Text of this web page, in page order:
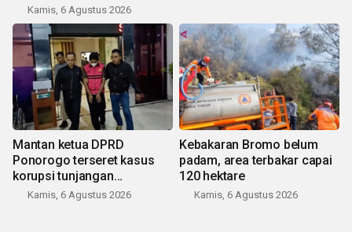
Kamis, 6 Agustus 2026
Mantan ketua DPRD
Ponorogo terseret kasus
korupsi tunjangan
perumahan
Kamis, 6 Agustus 2026
Kebakaran Bromo belum
padam, area terbakar capai
120 hektare
Kamis, 6 Agustus 2026